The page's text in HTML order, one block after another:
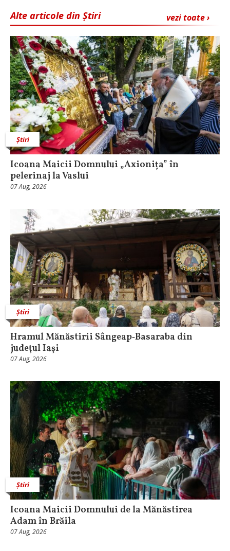
vezi toate ›
Alte articole din Știri
Știri
Icoana Maicii Domnului „Axionița” în
pelerinaj la Vaslui
07 Aug, 2026
Știri
Hramul Mănăstirii Sângeap‑Basaraba din
judeţul Iaşi
07 Aug, 2026
Știri
Icoana Maicii Domnului de la Mănăstirea
Adam în Brăila
07 Aug, 2026